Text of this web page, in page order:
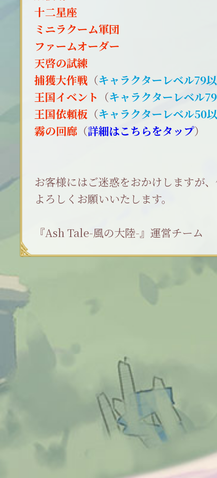
十二星座
ミニラクーム軍団
ファームオーダー
天啓の試練
捕獲大作戦 （キャラクターレベル79
王国イベント （キャラクターレベル
王国依頼板 （キャラクターレベル50
霧の回廊 （詳細はこちらをタップ）
お客様にはご迷惑をおかけしますが
よろしくお願いいたします。
『Ash Tale-風の大陸-』運営チーム